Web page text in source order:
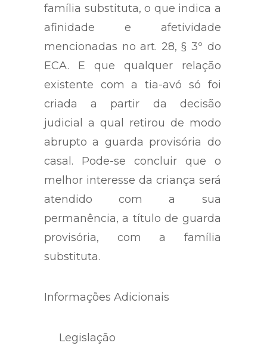
primeiro ano de vida com a
família substituta, o que indica a
afinidade e afetividade
mencionadas no art. 28, § 3º do
ECA. E que qualquer relação
existente com a tia-avó só foi
criada a partir da decisão
judicial a qual retirou de modo
abrupto a guarda provisória do
casal. Pode-se concluir que o
melhor interesse da criança será
atendido com a sua
permanência, a título de guarda
provisória, com a família